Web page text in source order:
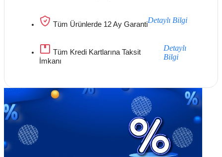
Tüm Ürünlerde 12 Ay GarantiDetaylı Bilgi
Tüm Kredi Kartlarına Taksit
İmkanı
Detaylı
Bilgi